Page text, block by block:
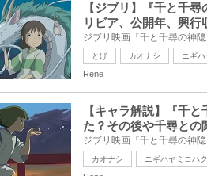
【ジブリ】『千と千
リビア、公開年、興行
とげ カオナシ ニギ
Rene
【キャラ解説】『千
た？その後や千尋との
カオナシ ニギハヤミコハ